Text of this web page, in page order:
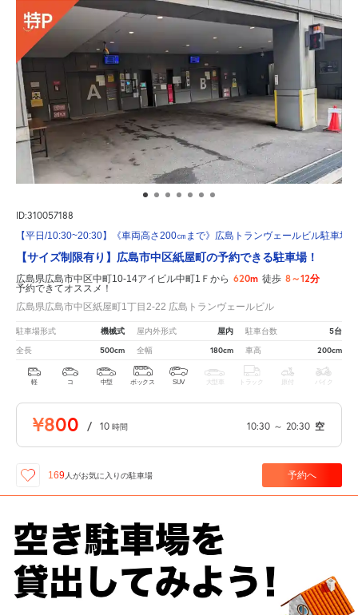
ID:310057188
【平日/10:30~20:30】《車両高さ200㎝まで》広島トランヴェールビル駐車場
【サイズ制限有り】広島市中区紙屋町の予約できる駐車場！
広島県広島市中区中町10-14アイビル中町1Ｆから 620m 徒歩 8～12分
予約できてオススメ！
広島県広島市中区紙屋町1丁目2-22 広島トランヴェールビル
駐車場形式 機械式 屋内外形式 屋内 駐車台数 5台
全長 500cm 全幅 180cm 車高 200cm
軽 コ 中型 ボックス SUV 大型車 トラック 原付 バイク
¥800 / 10 時間 10:30 ～ 20:30 空
169 人がお気に入りの駐車場 予約へ